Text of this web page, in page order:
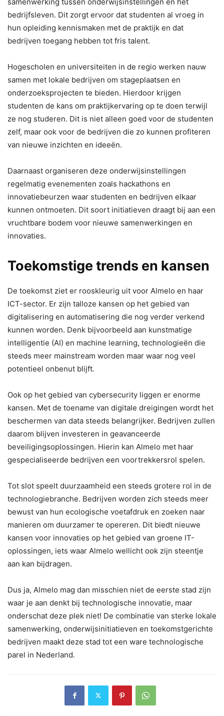
bedrijfsleven. Dit zorgt ervoor dat studenten al vroeg in
hun opleiding kennismaken met de praktijk en dat
bedrijven toegang hebben tot fris talent.
Hogescholen en universiteiten in de regio werken nauw
samen met lokale bedrijven om stageplaatsen en
onderzoeksprojecten te bieden. Hierdoor krijgen
studenten de kans om praktijkervaring op te doen terwijl
ze nog studeren. Dit is niet alleen goed voor de studenten
zelf, maar ook voor de bedrijven die zo kunnen profiteren
van nieuwe inzichten en ideeën.
Daarnaast organiseren deze onderwijsinstellingen
regelmatig evenementen zoals hackathons en
innovatiebeurzen waar studenten en bedrijven elkaar
kunnen ontmoeten. Dit soort initiatieven draagt bij aan een
vruchtbare bodem voor nieuwe samenwerkingen en
innovaties.
Toekomstige trends en kansen
De toekomst ziet er rooskleurig uit voor Almelo en haar
ICT-sector. Er zijn talloze kansen op het gebied van
digitalisering en automatisering die nog verder verkend
kunnen worden. Denk bijvoorbeeld aan kunstmatige
intelligentie (AI) en machine learning, technologieën die
steeds meer mainstream worden maar waar nog veel
potentieel onbenut blijft.
Ook op het gebied van cybersecurity liggen er enorme
kansen. Met de toename van digitale dreigingen wordt het
beschermen van data steeds belangrijker. Bedrijven zullen
daarom blijven investeren in geavanceerde
beveiligingsoplossingen. Hierin kan Almelo met haar
gespecialiseerde bedrijven een voortrekkersrol spelen.
Tot slot speelt duurzaamheid een steeds grotere rol in de
technologiebranche. Bedrijven worden zich steeds meer
bewust van hun ecologische voetafdruk en zoeken naar
manieren om duurzamer te opereren. Dit biedt nieuwe
kansen voor innovaties op het gebied van groene IT-
oplossingen, iets waar Almelo wellicht ook zijn steentje
aan kan bijdragen.
Dus ja, Almelo mag dan misschien niet de eerste stad zijn
waar je aan denkt bij technologische innovatie, maar
onderschat deze plek niet! De combinatie van sterke lokale
samenwerking, onderwijsinitiatieven en toekomstgerichte
bedrijven maakt deze stad tot een ware technologische
parel in Nederland.